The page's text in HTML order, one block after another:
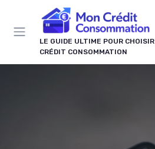
LE GUIDE ULTIME POUR
CRÉDIT CONSOMMATION
Panneau de gestion des cookies